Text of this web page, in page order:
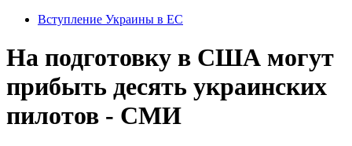
Вступление Украины в ЕС
На подготовку в США могут
прибыть десять украинских
пилотов - СМИ